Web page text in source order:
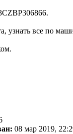
узнать все по
08 мар 2019,